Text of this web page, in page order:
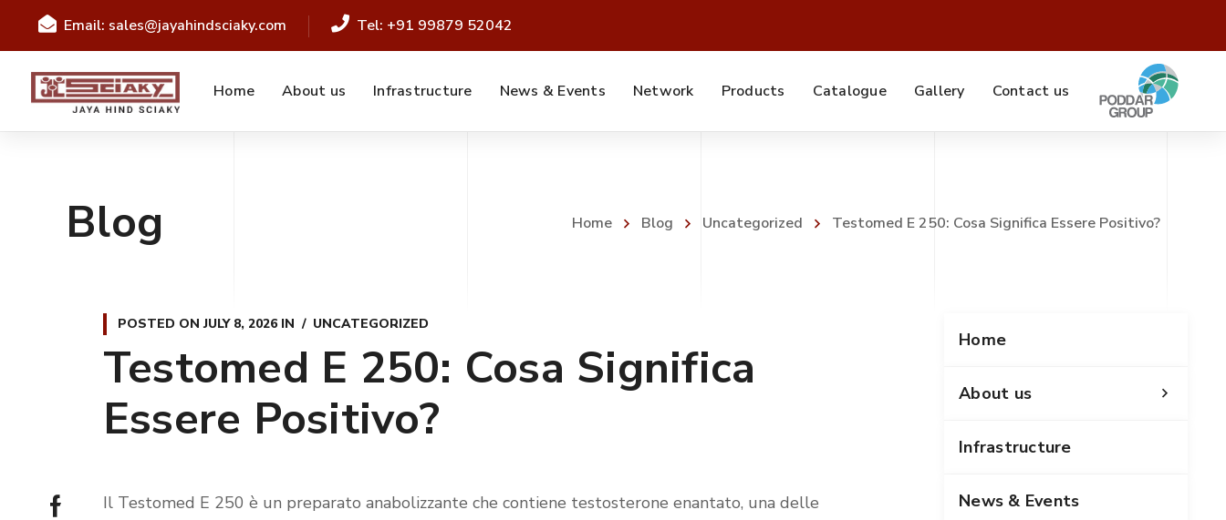
Email: sales@jayahindsciaky.com Tel: +91 99879 52042
Home About us Infrastructure News & Events Network Products Catalogue Gallery Contact us
Blog Home Blog Uncategorized Testomed E 250: Cosa Significa Essere Positivo?
POSTED ON JULY 8, 2026IN UNCATEGORIZED
Testomed E 250: Cosa Significa
Essere Positivo?
Il Testomed E 250 è un preparato anabolizzante che contiene testosterone enantato, una delle
Home
About us
Infrastructure
News & Events